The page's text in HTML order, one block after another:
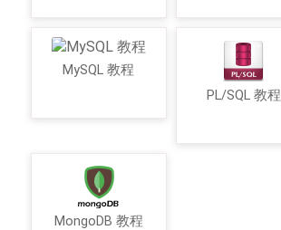
MySQL 教程
PL/SQL 教程
MongoDB 教程